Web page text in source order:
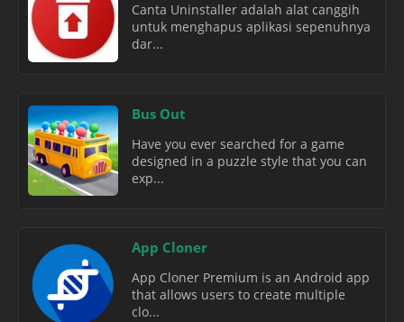
Canta Uninstaller adalah alat canggih
untuk menghapus aplikasi sepenuhnya
dar...
Bus Out
Have you ever searched for a game
designed in a puzzle style that you can
exp...
App Cloner
App Cloner Premium is an Android app
that allows users to create multiple
clo...